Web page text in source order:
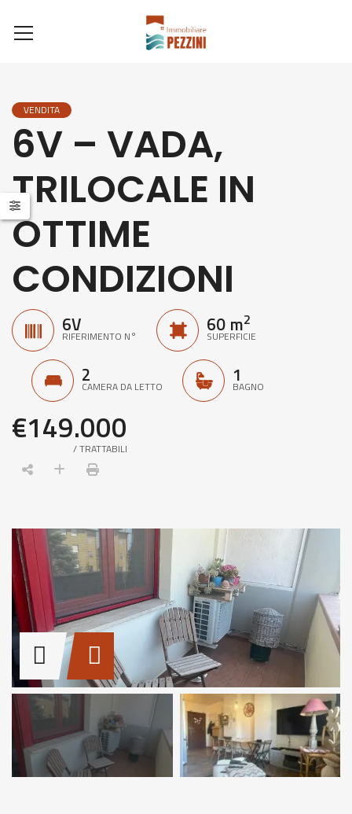
VENDITA
6V – VADA,
TRILOCALE IN
OTTIME
CONDIZIONI
6V
RIFERIMENTO N° 60 m2
SUPERFICIE
2
CAMERA DA LETTO 1
BAGNO
€149.000
/ TRATTABILI